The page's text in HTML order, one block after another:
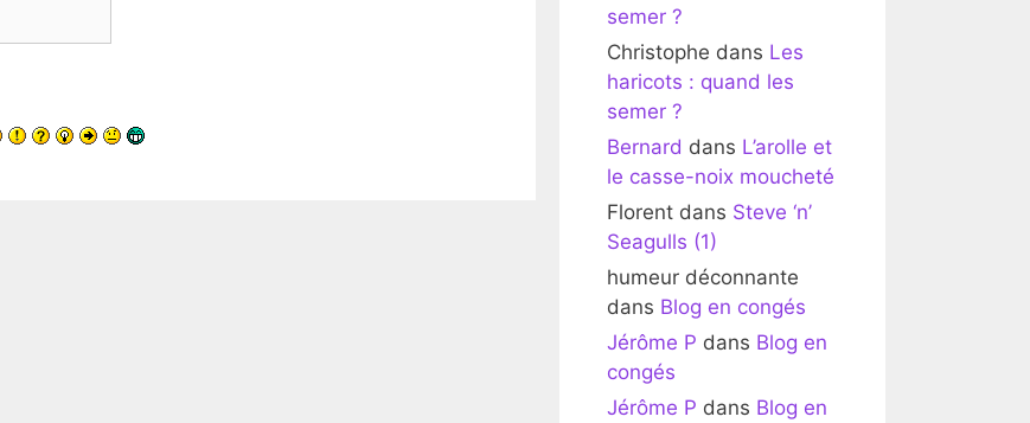
semer ?
Christophe dans Les
haricots : quand les
semer ?
Bernard dans L’arolle et
le casse-noix moucheté
Florent dans Steve ‘n’
Seagulls (1)
humeur déconnante
dans Blog en congés
Jérôme P dans Blog en
congés
Jérôme P dans Blog en